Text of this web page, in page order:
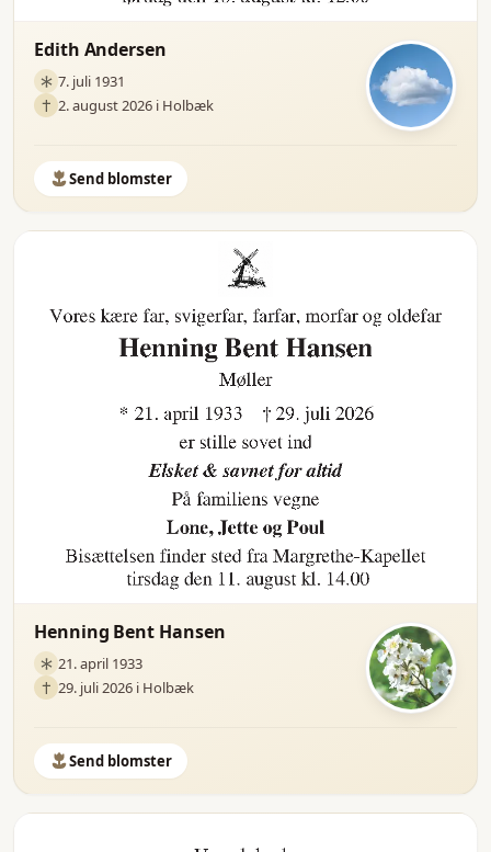
Edith Andersen
7. juli 1931
2. august 2026 i Holbæk
Send blomster
Henning Bent Hansen
21. april 1933
29. juli 2026 i Holbæk
Send blomster